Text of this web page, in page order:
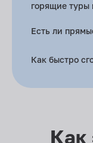
горящие туры
окупается, если
Есть ли
Москва – Мале
Как быстро
часа.
Как